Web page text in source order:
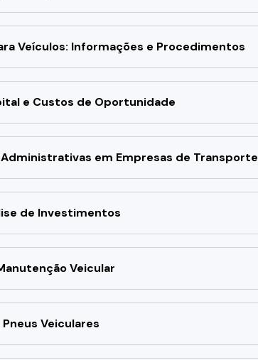
Veículos: Informações e Procedimentos
e Custos de Oportunidade
em Empresas de Transporte
de Investimentos
Veicular
Veiculares